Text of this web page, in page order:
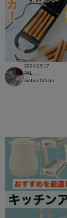
2024.09.17
matsu 163cm